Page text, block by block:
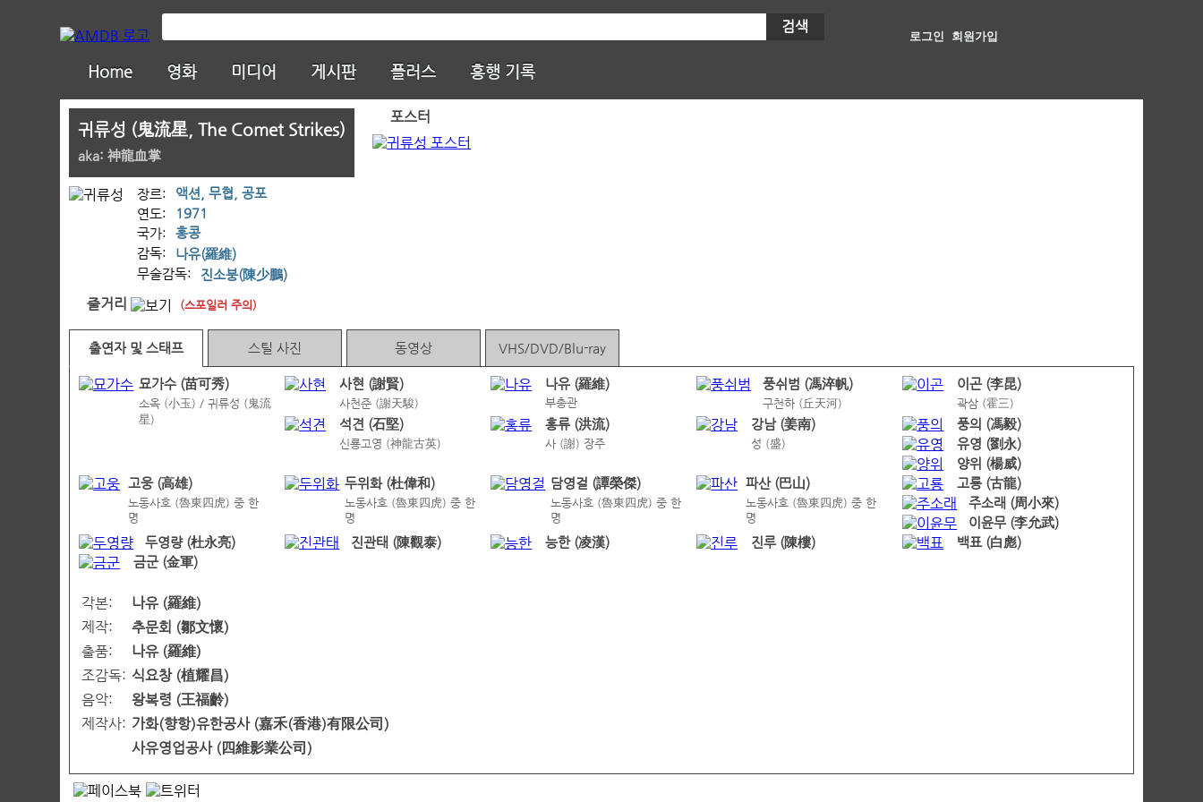
검색
로그인 회원가입
Home 영화 미디어 게시판 플러스 흥행 기록
귀류성 (鬼流星, The Comet Strikes)
aka: 神龍血掌
장르:
액션, 무협, 공포
연도:
1971
국가:
홍콩
감독:
나유(羅維)
무술감독:
진소붕(陳少鵬)
포스터
줄거리 (스포일러 주의)
출연자 및 스태프 스틸 사진 동영상 VHS/DVD/Blu-ray
묘가수 (苗可秀)
소옥 (小玉) / 귀류성 (鬼流
星)
사현 (謝賢)
사천준 (謝天駿)
나유 (羅維)
부총관
풍쉬범 (馮淬帆)
구천하 (丘天河)
이곤 (李昆)
곽삼 (霍三)
석견 (石堅)
신룡고영 (神龍古英)
홍류 (洪流)
사 (謝) 장주
강남 (姜南)
성 (盛)
풍의 (馮毅)
유영 (劉永)
양위 (楊威)
고웅 (高雄)
노동사호 (魯東四虎) 중 한
명
두위화 (杜偉和)
노동사호 (魯東四虎) 중 한
명
담영걸 (譚榮傑)
노동사호 (魯東四虎) 중 한
명
파산 (巴山)
노동사호 (魯東四虎) 중 한
명
고룡 (古龍)
주소래 (周小來)
이윤무 (李允武)
두영량 (杜永亮)
진관태 (陳觀泰) 능한 (凌漢) 진루 (陳樓)
백표 (白彪)
금군 (金軍)
각본:
나유 (羅維)
제작:
추문회 (鄒文懷)
출품:
나유 (羅維)
조감독: 식요창 (植耀昌)
음악:
왕복령 (王福齡)
제작사: 가화(향항)유한공사 (嘉禾(香港)有限公司)
사유영업공사 (四維影業公司)